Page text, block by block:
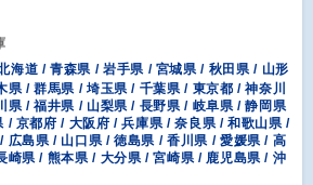
海道 / 青森県 / 岩手県 / 宮城県 / 秋田県 / 山形
県 / 群馬県 / 埼玉県 / 千葉県 / 東京都 / 神奈川
県 / 福井県 / 山梨県 / 長野県 / 岐阜県 / 静岡県
/ 京都府 / 大阪府 / 兵庫県 / 奈良県 / 和歌山県 /
広島県 / 山口県 / 徳島県 / 香川県 / 愛媛県 / 高
崎県 / 熊本県 / 大分県 / 宮崎県 / 鹿児島県 / 沖